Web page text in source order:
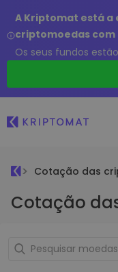
A Kriptomat está a
criptomoedas com
Os seus fundos
Cotação das
Cotação